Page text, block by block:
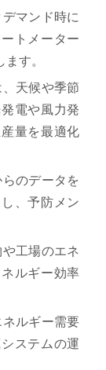
マンド時に
トメーター
す。
天候や季節
電や風力発
量を最適化
のデータを
、予防メン
工場のエネ
ルギー効率
ルギー需要
ステムの運